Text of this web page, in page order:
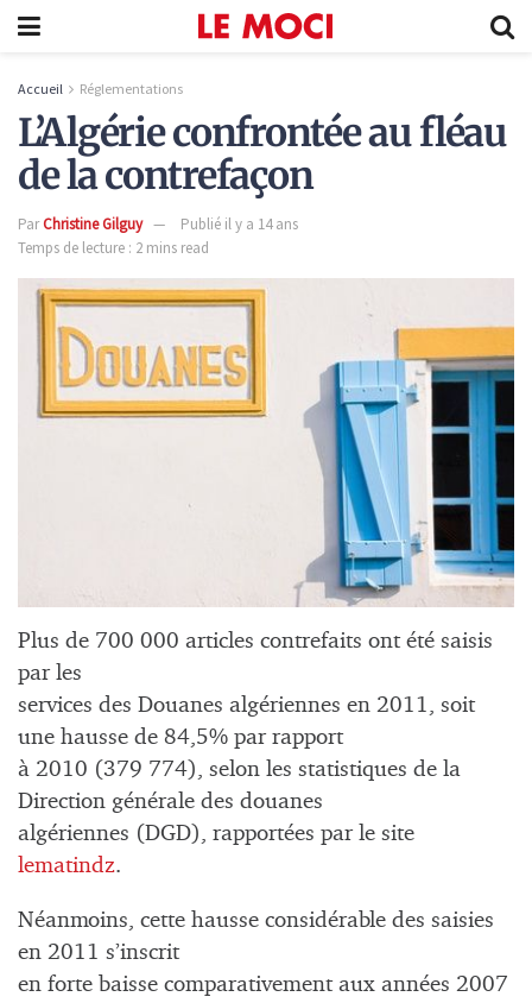
Accueil Réglementations
L’Algérie confrontée au fléau
de la contrefaçon
ParChristine Gilguy
Publié il y a 14 ans
Temps de lecture : 2 mins read
Plus de 700 000 articles contrefaits ont été saisis
par les
services des Douanes algériennes en 2011, soit
une hausse de 84,5% par rapport
à 2010 (379 774), selon les statistiques de la
Direction générale des douanes
algériennes (DGD), rapportées par le site
lematindz.
Néanmoins, cette hausse considérable des saisies
en 2011 s’inscrit
en forte baisse comparativement aux années 2007